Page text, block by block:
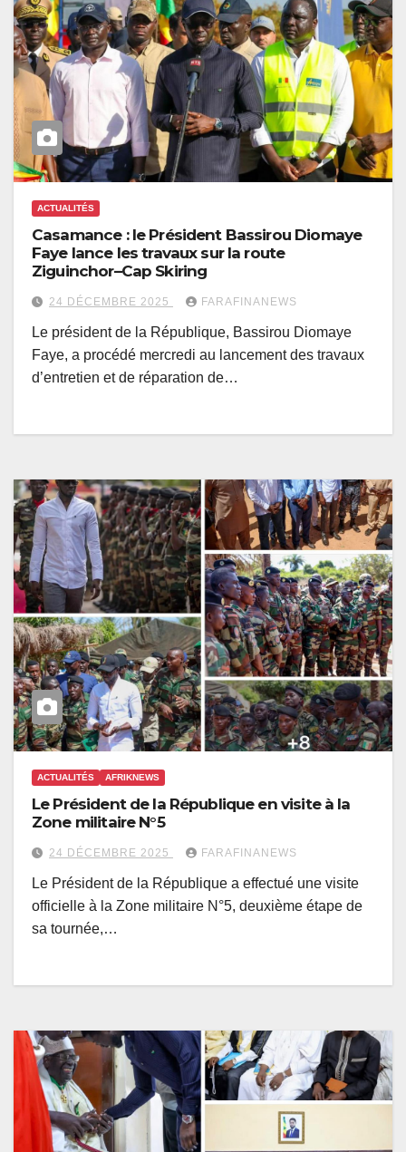
ACTUALITÉS
Casamance : le Président Bassirou Diomaye
Faye lance les travaux sur la route
Ziguinchor–Cap Skiring
24 DÉCEMBRE 2025 FARAFINANEWS
Le président de la République, Bassirou Diomaye
Faye, a procédé mercredi au lancement des travaux
d’entretien et de réparation de…
ACTUALITÉS AFRIKNEWS
Le Président de la République en visite à la
Zone militaire N°5
24 DÉCEMBRE 2025 FARAFINANEWS
Le Président de la République a effectué une visite
officielle à la Zone militaire N°5, deuxième étape de
sa tournée,…